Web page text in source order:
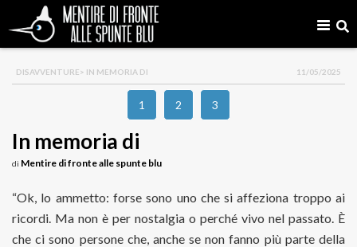
DISAVVENTURE> IN MEMORIA DI 11/05/2025
1 2 3
In memoria di
di Mentire di fronte alle spunte blu
“Ok, lo ammetto: forse sono uno che si affeziona troppo ai
ricordi. Ma non è per nostalgia o perché vivo nel passato. È
che ci sono persone che, anche se non fanno più parte della